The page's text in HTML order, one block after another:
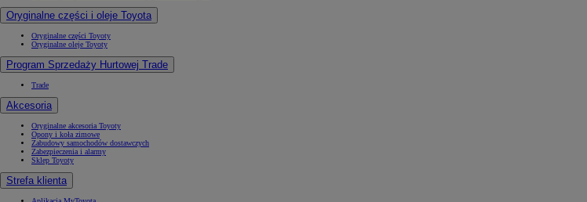
Oryginalne części i oleje Toyota
Oryginalne części Toyoty
Oryginalne oleje Toyoty
Program Sprzedaży Hurtowej Trade
Trade
Akcesoria
Oryginalne akcesoria Toyoty
Opony i koła zimowe
Zabudowy samochodów dostawczych
Zabezpieczenia i alarmy
Sklep Toyoty
Strefa klienta